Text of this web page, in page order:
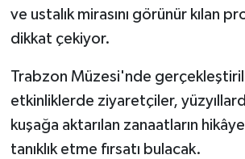
ve ustalık mirasını görünür kılan
dikkat çekiyor.
Trabzon Müzesi'nde
etkinliklerde ziyaretçiler,
kuşağa aktarılan zanaatların
tanıklık etme fırsatı bulacak.